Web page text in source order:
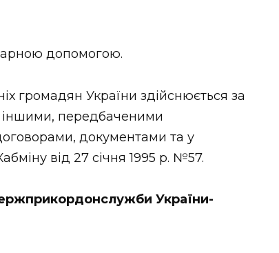
допомогою.
громадян України здійснюється за
передбаченими
документами та у
від 27 січня 1995 р. №57.
України-